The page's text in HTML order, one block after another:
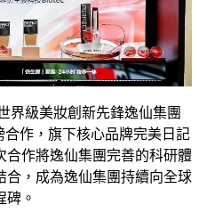
界級美妝創新先鋒逸仙集團
合作，旗下核心品牌完美日記
合作將逸仙集團完善的科研體
合，成為逸仙集團持續向全球
碑。